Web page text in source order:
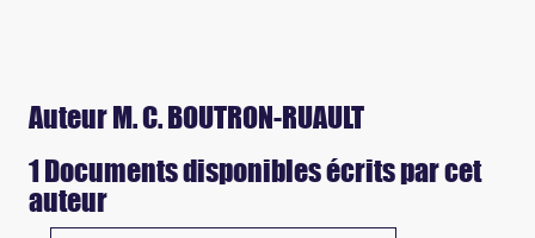
Auteur M. C. BOUTRON-RUAULT
1 Documents disponibles écrits par cet
auteur